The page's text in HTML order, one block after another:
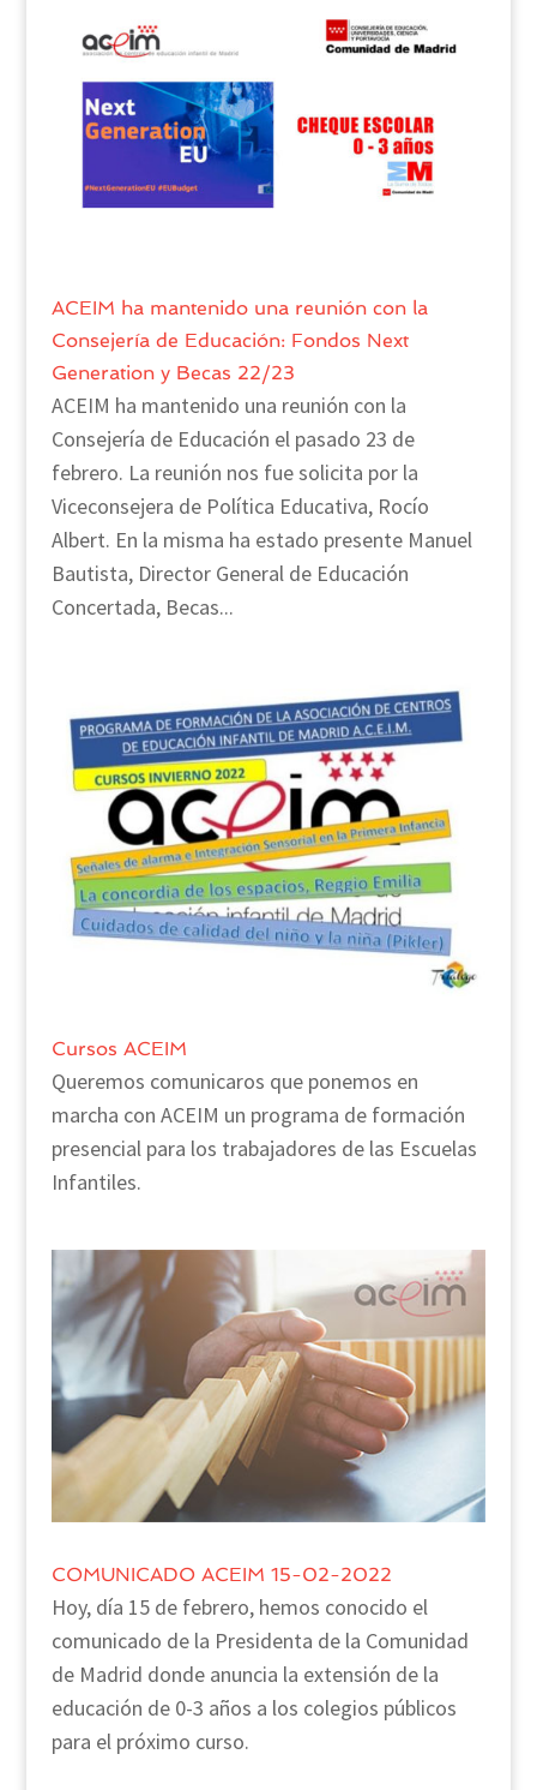
ACEIM ha mantenido una reunión con la
Consejería de Educación: Fondos Next
Generation y Becas 22/23
ACEIM ha mantenido una reunión con la
Consejería de Educación el pasado 23 de
febrero. La reunión nos fue solicita por la
Viceconsejera de Política Educativa, Rocío
Albert. En la misma ha estado presente Manuel
Bautista, Director General de Educación
Concertada, Becas...
Cursos ACEIM
Queremos comunicaros que ponemos en
marcha con ACEIM un programa de formación
presencial para los trabajadores de las Escuelas
Infantiles.
COMUNICADO ACEIM 15-02-2022
Hoy, día 15 de febrero, hemos conocido el
comunicado de la Presidenta de la Comunidad
de Madrid donde anuncia la extensión de la
educación de 0-3 años a los colegios públicos
para el próximo curso.